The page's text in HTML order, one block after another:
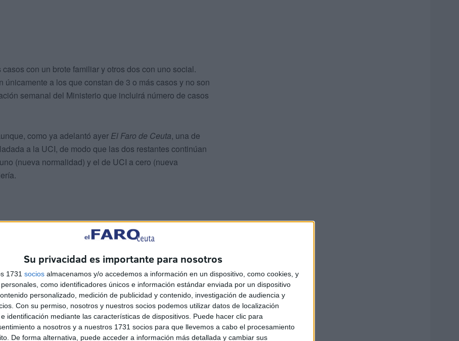
Su privacidad es importante para nosotros
1731 socios almacenamos y/o accedemos a información en un dispositivo, como cookies, y
como identificadores únicos e información estándar enviada por un dispositivo
personalizado, medición de publicidad y contenido, investigación de audiencia y
Con su permiso, nosotros y nuestros socios podemos utilizar datos de localización
identificación mediante las características de dispositivos. Puede hacer clic para
a nosotros y a nuestros 1731 socios para que llevemos a cabo el procesamiento
De forma alternativa, puede acceder a información más detallada y cambiar sus
con un brote familiar y otros dos con uno social.
a los que constan de 3 o más casos y no son
semanal del Ministerio que incluirá número de casos
como ya adelantó ayer El Faro de Ceuta, una de
a la UCI, de modo que las dos restantes continúan
(nueva normalidad) y el de UCI a cero (nueva
de 454 a 455. Ingesa ha registrado ocho